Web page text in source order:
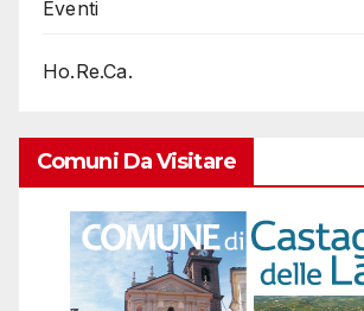
Eventi
Ho.Re.Ca.
Comuni Da Visitare